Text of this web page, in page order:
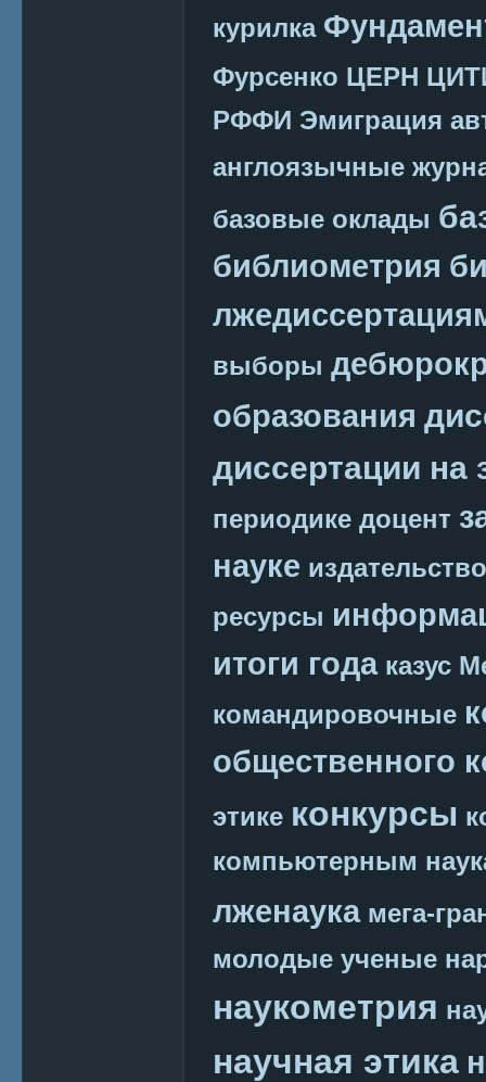
курилка
Фурсенко ЦЕРН
РФФИ Эмиграция
англоязычные
базовые оклады
библиометрия
выборы
образования
диссертации на
периодике доцент
науке издательство
ресурсы
итоги года казус
командировочные
общественного
этике конкурсы
компьютерным
лженаука мега-
молодые ученые
наукометрия
научная этика